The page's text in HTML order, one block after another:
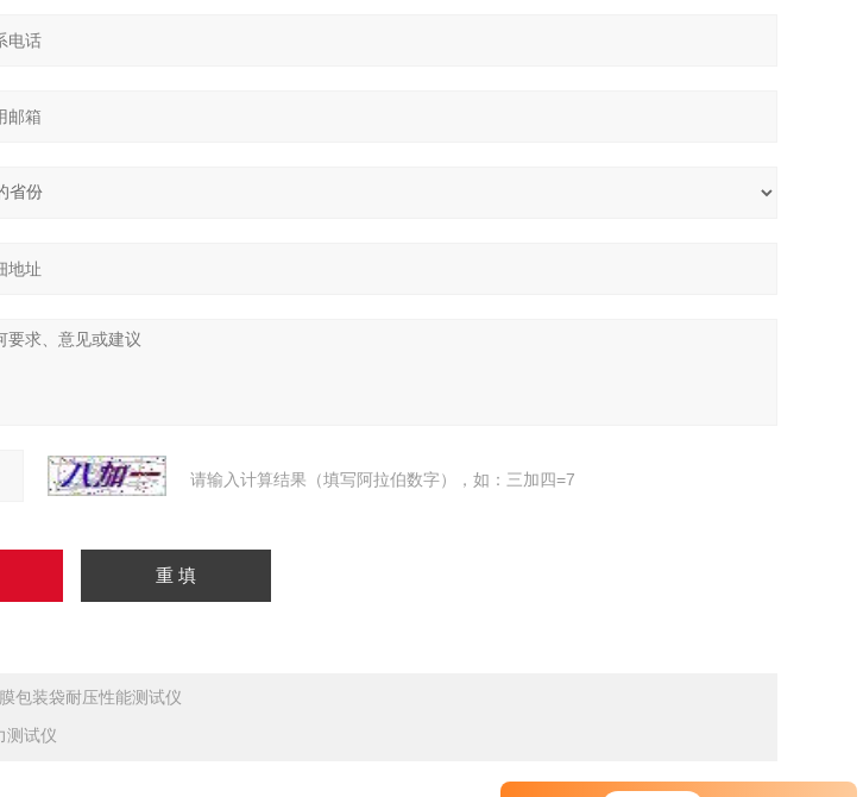
请输入计算结果（填写阿拉伯数字），如：三加四=7
包装袋耐压性能测试仪
测试仪